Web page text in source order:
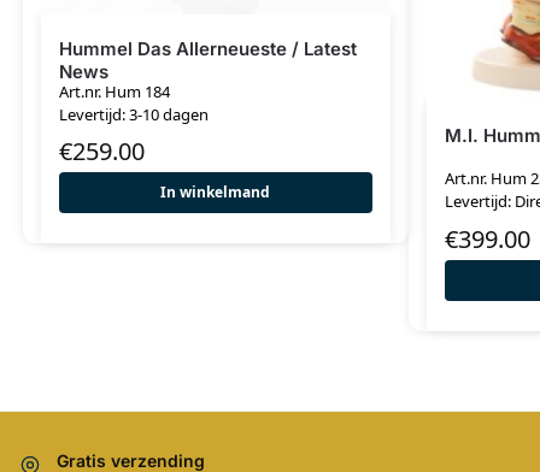
Hummel Das Allerneueste / Latest
News
Art.nr. Hum 184
Levertijd: 3-10 dagen
€259.00
In winkelmand
M.I.
Art.nr. Hum
Levertijd:
€399.00
Gratis verzending